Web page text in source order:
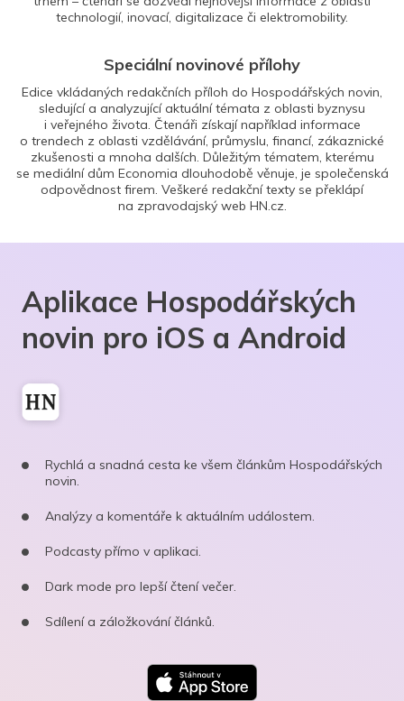
technologií, inovací, digitalizace či elektromobility.
Speciální novinové přílohy
Edice vkládaných redakčních příloh do Hospodářských novin,
sledující a analyzující aktuální témata z oblasti byznysu
i veřejného života. Čtenáři získají například informace
o trendech z oblasti vzdělávání, průmyslu, financí, zákaznické
zkušenosti a mnoha dalších. Důležitým tématem, kterému
se mediální dům Economia dlouhodobě věnuje, je společenská
odpovědnost firem. Veškeré redakční texty se překlápí
na zpravodajský web HN.cz.
Aplikace Hospodářských
novin pro iOS a Android
Rychlá a snadná cesta ke všem článkům Hospodářských
novin.
Analýzy a komentáře k aktuálním událostem.
Podcasty přímo v aplikaci.
Dark mode pro lepší čtení večer.
Sdílení a záložkování článků.